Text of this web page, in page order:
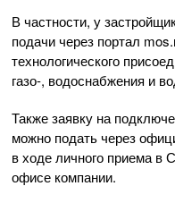
В частности, у
подачи через портал
технологического
газо-, водоснабжения и
Также заявку на
можно подать через
в ходе личного приема в
офисе компании.